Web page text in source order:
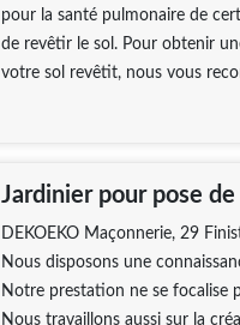
pour la santé pulmonaire de
de revêtir le sol. Pour obtenir
votre sol revêtit, nous vous
Jardinier pour pose
DEKOEKO Maçonnerie, 29
Nous disposons une
Notre prestation ne se focalise
Nous travaillons aussi sur la